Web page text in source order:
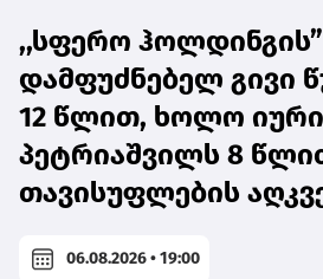
,,სფერო ჰოლდინგის”
დამფუძნებელ გივი
12 წლით, ხოლო
პეტრიაშვილს 8
თავისუფლების
06.08.2026 • 19:00